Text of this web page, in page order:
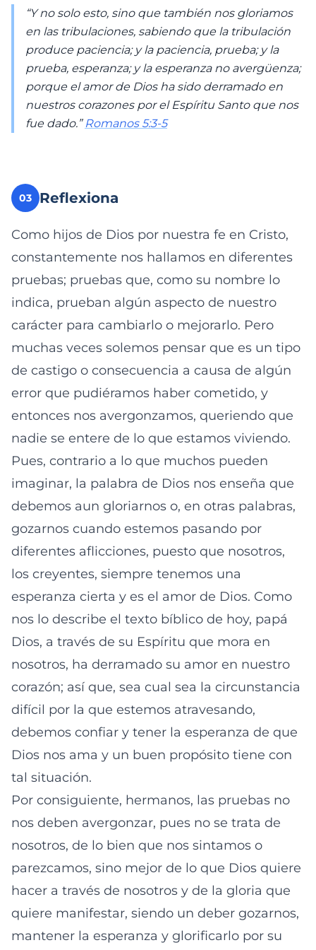
“Y no solo esto, sino que también nos gloriamos
en las tribulaciones, sabiendo que la tribulación
produce paciencia; y la paciencia, prueba; y la
prueba, esperanza; y la esperanza no avergüenza;
porque el amor de Dios ha sido derramado en
nuestros corazones por el Espíritu Santo que nos
fue dado.” Romanos 5:3-5
03 Reflexiona
Como hijos de Dios por nuestra fe en Cristo,
constantemente nos hallamos en diferentes
pruebas; pruebas que, como su nombre lo
indica, prueban algún aspecto de nuestro
carácter para cambiarlo o mejorarlo. Pero
muchas veces solemos pensar que es un tipo
de castigo o consecuencia a causa de algún
error que pudiéramos haber cometido, y
entonces nos avergonzamos, queriendo que
nadie se entere de lo que estamos viviendo.
Pues, contrario a lo que muchos pueden
imaginar, la palabra de Dios nos enseña que
debemos aun gloriarnos o, en otras palabras,
gozarnos cuando estemos pasando por
diferentes aflicciones, puesto que nosotros,
los creyentes, siempre tenemos una
esperanza cierta y es el amor de Dios. Como
nos lo describe el texto bíblico de hoy, papá
Dios, a través de su Espíritu que mora en
nosotros, ha derramado su amor en nuestro
corazón; así que, sea cual sea la circunstancia
difícil por la que estemos atravesando,
debemos confiar y tener la esperanza de que
Dios nos ama y un buen propósito tiene con
tal situación.
Por consiguiente, hermanos, las pruebas no
nos deben avergonzar, pues no se trata de
nosotros, de lo bien que nos sintamos o
parezcamos, sino mejor de lo que Dios quiere
hacer a través de nosotros y de la gloria que
quiere manifestar, siendo un deber gozarnos,
mantener la esperanza y glorificarlo por su